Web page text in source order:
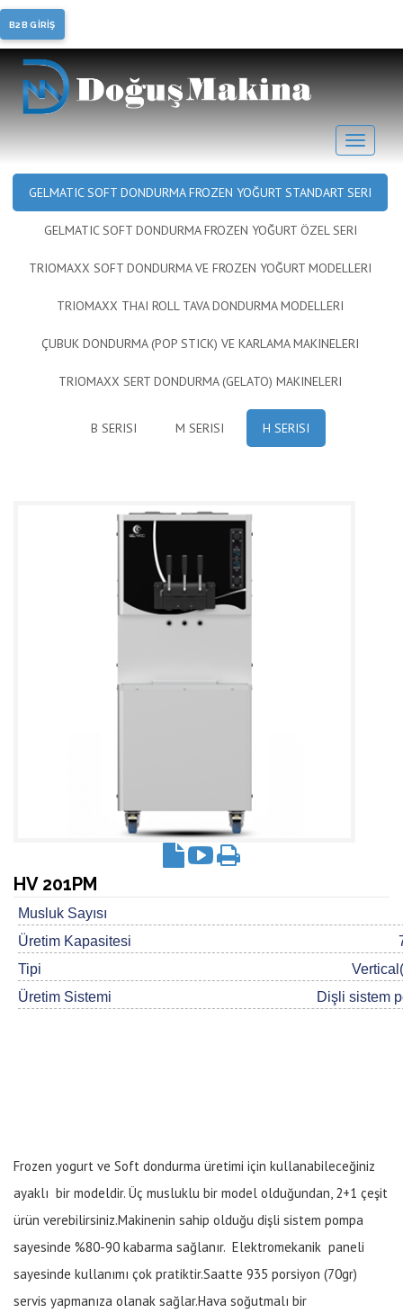
Soft Dondurma, Frozen
Yoğurt
B2B GİRİŞ
GELMATIC SOFT DONDURMA FROZEN YOĞURT STANDART SERI
GELMATIC SOFT DONDURMA FROZEN YOĞURT ÖZEL SERI
TRIOMAXX SOFT DONDURMA VE FROZEN YOĞURT MODELLERI
TRIOMAXX THAI ROLL TAVA DONDURMA MODELLERI
ÇUBUK DONDURMA (POP STICK) VE KARLAMA MAKINELERI
TRIOMAXX SERT DONDURMA (GELATO) MAKINELERI
B SERISI M SERISI H SERISI
HV 201PM
Musluk Sayısı
Üretim Kapasitesi
Tipi
Üretim Sistemi
Dişli sistem
Frozen yogurt ve Soft dondurma üretimi için kullanabileceğiniz
ayaklı bir modeldir. Üç musluklu bir model olduğundan, 2+1 çeşit
ürün verebilirsiniz.Makinenin sahip olduğu dişli sistem pompa
sayesinde %80-90 kabarma sağlanır. Elektromekanik paneli
sayesinde kullanımı çok pratiktir.Saatte 935 porsiyon (70gr)
servis yapmanıza olanak sağlar.Hava soğutmalı bir